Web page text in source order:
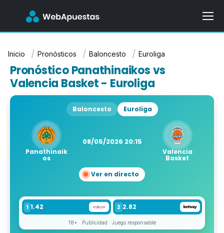
Inicio Pronósticos Baloncesto Euroliga
Pronóstico Panathinaikos vs
Valencia Basket - Euroliga
Baloncesto Euroliga
Panathinaik
os
08/05/2026 20:15
Valencia
Basket
Ver en directo
1 1.42 2 2.82
18+ · Publicidad · Juego responsable